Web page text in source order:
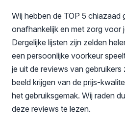
Wij hebben de TOP 5 chiazaad
onafhankelijk en met zorg voor
Dergelijke lijsten zijn zelden
een persoonlijke voorkeur
je uit de reviews van
beeld krijgen van de prijs-
het gebruiksgemak. Wij raden
deze reviews te lezen.